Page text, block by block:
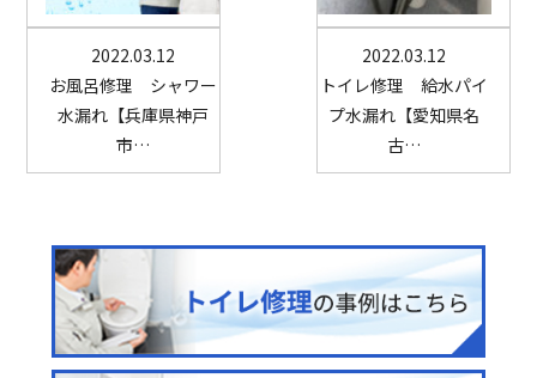
2022.03.12
お風呂修理 シャワー
水漏れ【兵庫県神戸
市…
2022.03.12
トイレ修理 給水パイ
プ水漏れ【愛知県名
古…